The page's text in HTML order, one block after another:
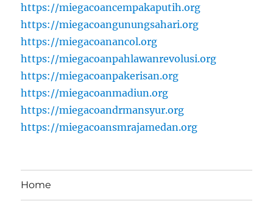
https://miegacoancempakaputih.org
https://miegacoangunungsahari.org
https://miegacoanancol.org
https://miegacoanpahlawanrevolusi.org
https://miegacoanpakerisan.org
https://miegacoanmadiun.org
https://miegacoandrmansyur.org
https://miegacoansmrajamedan.org
Home